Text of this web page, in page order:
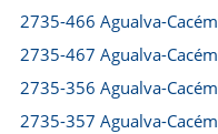
2735-466 Agualva-Cacém
2735-467 Agualva-Cacém
2735-356 Agualva-Cacém
2735-357 Agualva-Cacém